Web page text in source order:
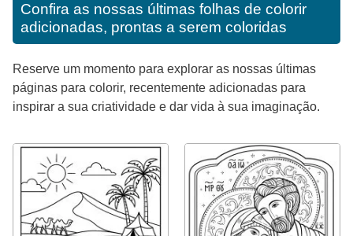
Confira as nossas últimas folhas de colorir
adicionadas, prontas a serem coloridas
Reserve um momento para explorar as nossas últimas
páginas para colorir, recentemente adicionadas para
inspirar a sua criatividade e dar vida à sua imaginação.